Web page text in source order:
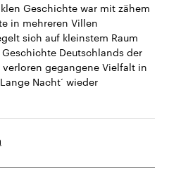
Geschichte war mit zähem
in mehreren Villen
sich auf kleinstem Raum
Deutschlands der
gegangene Vielfalt in
Nacht‘ wieder